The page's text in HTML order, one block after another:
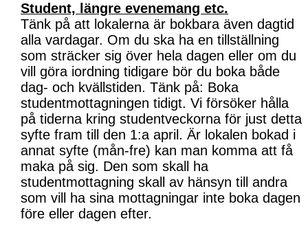
Student, längre evenemang etc.
Tänk på att lokalerna är bokbara även dagtid
alla vardagar. Om du ska ha en tillställning
som sträcker sig över hela dagen eller om du
vill göra iordning tidigare bör du boka både
dag- och kvällstiden. Tänk på: Boka
studentmottagningen tidigt. Vi försöker hålla
på tiderna kring studentveckorna för just detta
syfte fram till den 1:a april. Är lokalen bokad i
annat syfte (mån-fre) kan man komma att få
maka på sig. Den som skall ha
studentmottagning skall av hänsyn till andra
som vill ha sina mottagningar inte boka dagen
före eller dagen efter.